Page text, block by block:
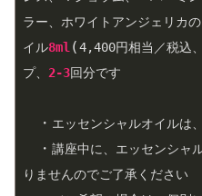
ラー、ホワイトアンジェリカの
イル8ml(4,400円相当／税込
プ、 2-3回分です
・ エッセンシャルオイルは
・ 講座中に、エッセンシャ
りませんのでご了承ください